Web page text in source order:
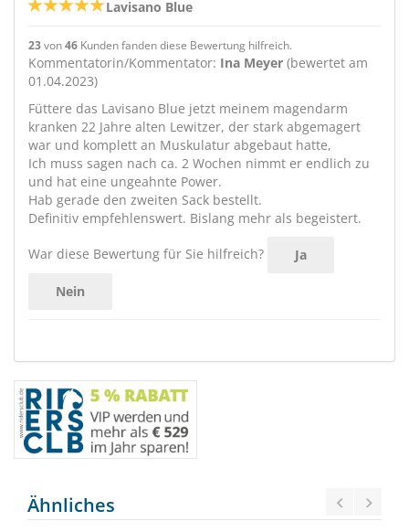
Lavisano Blue
23von46 Kunden fanden diese Bewertung hilfreich.
Kommentatorin/Kommentator: Ina Meyer (bewertet am
01.04.2023)
Füttere das Lavisano Blue jetzt meinem magendarm
kranken 22 Jahre alten Lewitzer, der stark abgemagert
war und komplett an Muskulatur abgebaut hatte,
Ich muss sagen nach ca. 2 Wochen nimmt er endlich zu
und hat eine ungeahnte Power.
Hab gerade den zweiten Sack bestellt.
Definitiv empfehlenswert. Bislang mehr als begeistert.
War diese Bewertung für Sie hilfreich? Ja
Nein
Ähnliches